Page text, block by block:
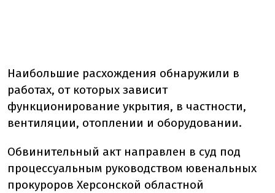
Наибольшие расхождения обнаружили в
работах, от которых зависит
функционирование укрытия, в частности,
вентиляции, отоплении и оборудовании.
Обвинительный акт направлен в суд под
процессуальным руководством ювенальных
прокуроров Херсонской областной